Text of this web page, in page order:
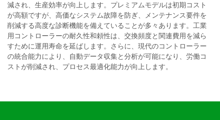
減され、生産効率が向上します。プレミアムモデルは初期コスト
が高額ですが、高価なシステム故障を防ぎ、メンテナンス要件を
削減する高度な診断機能を備えていることが多々あります。工業
用コントローラーの耐久性和頼性は、交換頻度と関連費用を減ら
すために運用寿命を延ばします。さらに、現代のコントローラー
の統合能力により、自動データ収集と分析が可能になり、労働コ
ストが削減され、プロセス最適化能力が向上します。